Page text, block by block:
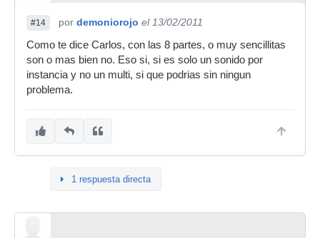
#14 por demoniorojo el 13/02/2011
Como te dice Carlos, con las 8 partes, o muy sencillitas
son o mas bien no. Eso si, si es solo un sonido por
instancia y no un multi, si que podrias sin ningun
problema.
1 respuesta directa